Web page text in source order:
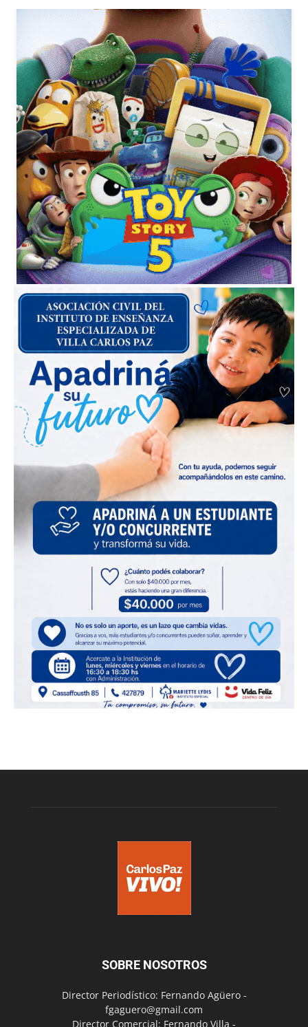
SOBRE NOSOTROS
Director Periodístico: Fernando Agüero -
fgaguero@gmail.com
Director Comercial: Fernando Villa -